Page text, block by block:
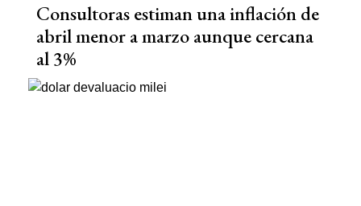
Consultoras estiman una inflación de
abril menor a marzo aunque cercana
al 3%